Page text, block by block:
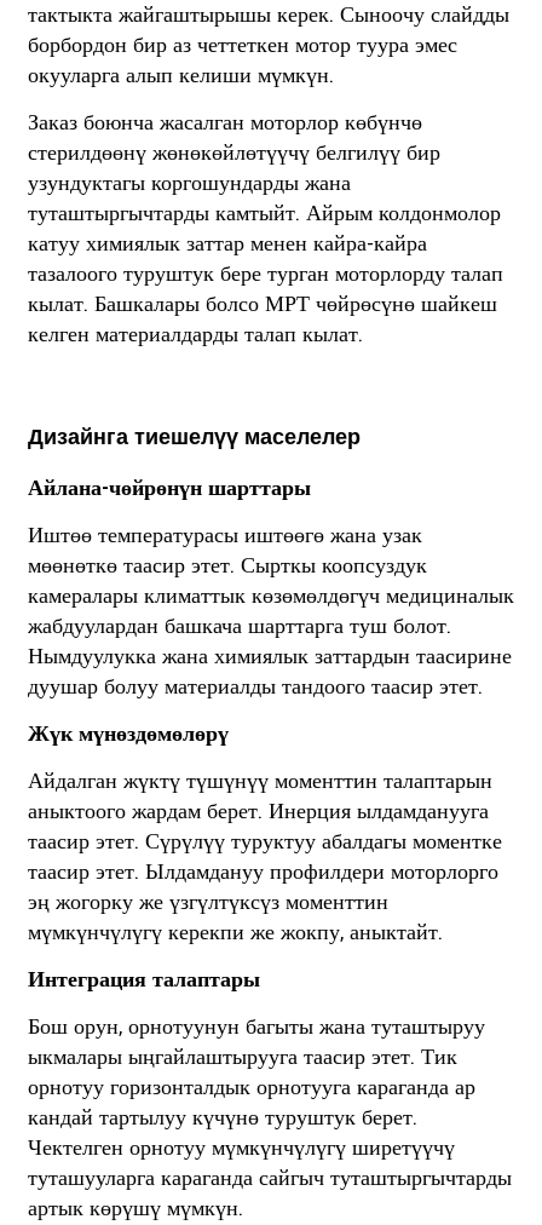
тактыкта ​​жайгаштырышы керек. Сыноочу слайдды
борбордон бир аз четтеткен мотор туура эмес
окууларга алып келиши мүмкүн.
Заказ боюнча жасалган моторлор көбүнчө
стерилдөөнү жөнөкөйлөтүүчү белгилүү бир
узундуктагы коргошундарды жана
туташтыргычтарды камтыйт. Айрым колдонмолор
катуу химиялык заттар менен кайра-кайра
тазалоого туруштук бере турган моторлорду талап
кылат. Башкалары болсо МРТ чөйрөсүнө шайкеш
келген материалдарды талап кылат.
Дизайнга тиешелүү маселелер
Айлана-чөйрөнүн шарттары
Иштөө температурасы иштөөгө жана узак
мөөнөткө таасир этет. Сырткы коопсуздук
камералары климаттык көзөмөлдөгүч медициналык
жабдуулардан башкача шарттарга туш болот.
Нымдуулукка жана химиялык заттардын таасирине
дуушар болуу материалды тандоого таасир этет.
Жүк мүнөздөмөлөрү
Айдалган жүктү түшүнүү моменттин талаптарын
аныктоого жардам берет. Инерция ылдамданууга
таасир этет. Сүрүлүү туруктуу абалдагы моментке
таасир этет. Ылдамдануу профилдери моторлорго
эң жогорку же үзгүлтүксүз моменттин
мүмкүнчүлүгү керекпи же жокпу, аныктайт.
Интеграция талаптары
Бош орун, орнотуунун багыты жана туташтыруу
ыкмалары ыңгайлаштырууга таасир этет. Тик
орнотуу горизонталдык орнотууга караганда ар
кандай тартылуу күчүнө туруштук берет.
Чектелген орнотуу мүмкүнчүлүгү ширетүүчү
туташууларга караганда сайгыч туташтыргычтарды
артык көрүшү мүмкүн.